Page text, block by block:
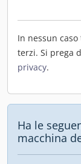
In nessun
terzi. Si prega
privacy.
Ha le
macchina